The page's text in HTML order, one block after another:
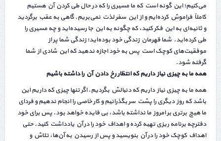
می‌کنیم؛ این گونه است که ما مسیری را که در حال طی کردن آن هستیم
کاملاً فراموش کرده‌ایم و از این سفر لذت نمی‌بریم. گاهی به عقب برگردید
و ثانیه‌ای به این فکر کنید، که چگونه به این جا رسیده‌اید و چه مسیری را
طی کرده‌اید. شما قهرمان زندگی خود بوده‌اید؛ زندگی شما پر از
موفقیت‌های کوچک است پس به خود اجازه ندهید که این شادی از شما
گرفته شود.
همه ما به چیزی نیاز داریم که انتظار رخ دادن آن را داشته باشیم
همه ما به چیزی نیاز داریم که دنبالش بگردیم. اگر تنها چیزی که داریم این
باشد که روز دیگری را پشت سر بگذرانیم و کار خاصی را انجام ندهیم و فردای
ما هیچ برتری بر امروز ما نداشته باشد، بی فایده خواهد بود. پس برای خود
دفترچه برنامه ریزی تهیه کرده و اهداف خود را در آن یادداشت کنید. حتی
اهداف کوچک خود را در آن بنویسید و پس از رسیدن به آن‌ها، تلاش و